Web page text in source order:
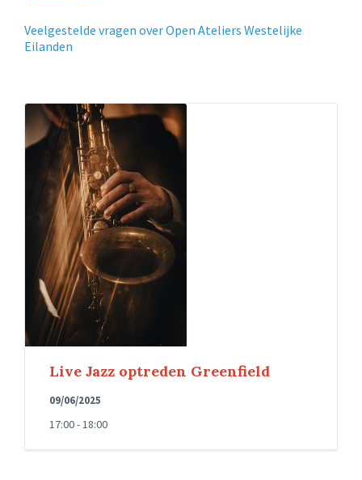
Veelgestelde vragen over Open Ateliers Westelijke
Eilanden
Live Jazz optreden Greenfield
09/06/2025
17:00 - 18:00